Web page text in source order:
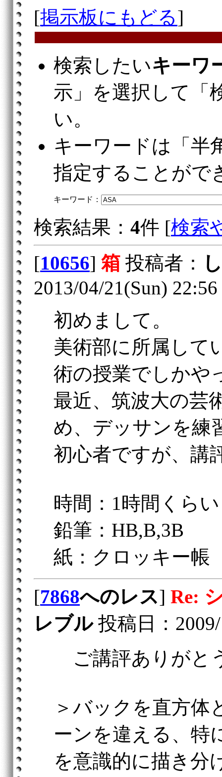
[掲示板にもどる]
検索したいキーワ
示」を選択して「
い。
キーワードは「半
指定することがで
キーワード：
検索結果： 4件 [検索
[10656] 箱 投稿者：
2013/04/21(Sun) 22:56
初めまして。
美術部に所属して
術の授業でしかや
最近、筑波大の芸
め、デッサンを練
初心者ですが、講
時間：1時間くらい
鉛筆：HB,B,3B
紙：クロッキー帳
[7868へのレス] Re:
レブル投稿日：2009/
ご講評ありがと
＞バックを直方体
ーンを違える、特
を意識的に描き分